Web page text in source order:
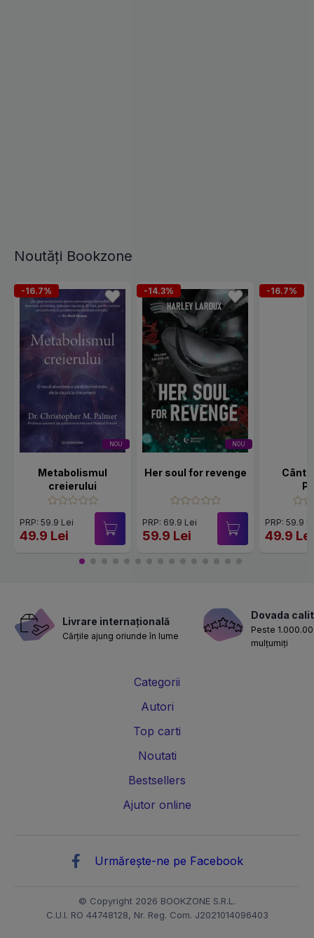
Noutăți Bookzone
NOU
-16.7%
Metabolismul
creierului
PRP: 59.9 Lei
49.9 Lei
NOU
-14.3%
Her soul for revenge
PRP: 69.9 Lei
59.9 Lei
-16.7%
PRP: 59.9
49.9 Lei
Livrare internațională
Cărțile ajung oriunde în lume
Dovada
Peste
mulțumiți
Categorii
Autori
Top carti
Noutati
Bestsellers
Ajutor online
Urmărește-ne pe Facebook
© Copyright 2026 BOOKZONE S.R.L.
C.U.I. RO 44748128, Nr. Reg. Com. J2021014096403